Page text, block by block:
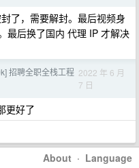
了，需要解封。最后视频身
最后换了国内 代理 IP 才解决
招聘全职全栈工程 2022 年 6 月
7 日
更好了
About · Language